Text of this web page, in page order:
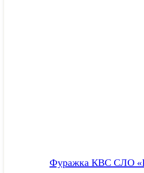
Фуражка КВС СЛО